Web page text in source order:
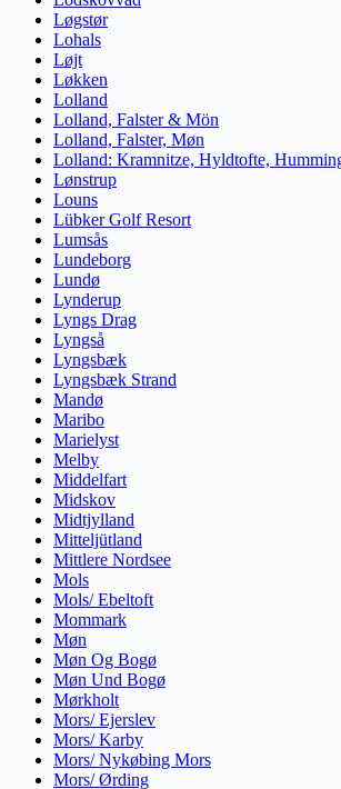
Løgstør
Lohals
Løjt
Løkken
Lolland
Lolland, Falster & Mön
Lolland, Falster, Møn
Lolland: Kramnitze, Hyldtofte,
Lønstrup
Louns
Lübker Golf Resort
Lumsås
Lundeborg
Lundø
Lynderup
Lyngs Drag
Lyngså
Lyngsbæk
Lyngsbæk Strand
Mandø
Maribo
Marielyst
Melby
Middelfart
Midskov
Midtjylland
Mitteljütland
Mittlere Nordsee
Mols
Mols/ Ebeltoft
Mommark
Møn
Møn Og Bogø
Møn Und Bogø
Mørkholt
Mors/ Ejerslev
Mors/ Karby
Mors/ Nykøbing Mors
Mors/ Ørding